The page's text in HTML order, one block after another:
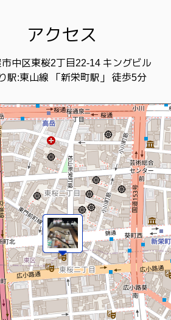
アクセス
中区東桜2丁目22-14 キングビル
駅:東山線 「新栄町駅」 徒歩5分